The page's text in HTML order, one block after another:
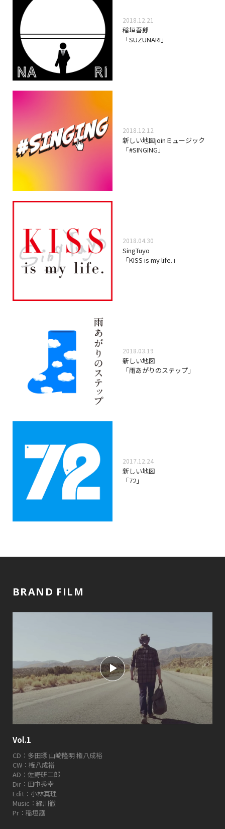
2018.12.21
稲垣吾郎
「SUZUNARI」
2018.12.12
新しい地図joinミュージック
「#SINGING」
2018.04.30
SingTuyo
「KISS is my life.」
2018.03.19
新しい地図
「雨あがりのステップ」
2017.12.24
新しい地図
「72」
BRAND FILM
Vol.1
CD：多田琢 山崎隆明 権八成裕
CW：権八成裕
AD：佐野研二郎
Dir：田中秀幸
Edit：小林真理
Music：緑川徹
Pr：稲垣護